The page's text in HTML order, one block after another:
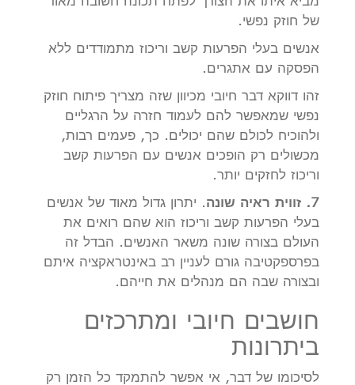
של חוזק נפשי.
אנשים בעלי הפרעות קשב וריכוז מתמודדים ללא
הפסקה עם אתגרים.
זהו דווקא דבר חיובי מכיוון שזה מצריך פיתוח חוזק
נפשי שמאפשר להם לעמוד חזרה על הרגליים
ולהוכיח לכולם שהם יכולים. כך, פעמים רבות,
מכשולים רק הופכים אנשים עם הפרעות קשב
וריכוז לחזקים יותר.
7. זווית ראיה שונה
. יתרון גדול מאוד של אנשים
בעלי הפרעות קשב וריכוז הוא שהם רואים את
העולם בצורה שונה משאר האנשים. הבדל זה
בפרספקטיבה גורם לעניין רב באינטראקציה איתם
ובצורה שבה הם מנהלים את חייהם.
חושבים חיובי ומתרכזים
ביתרונות
לסיכומו של דבר, אי אפשר להתמקד כל הזמן רק